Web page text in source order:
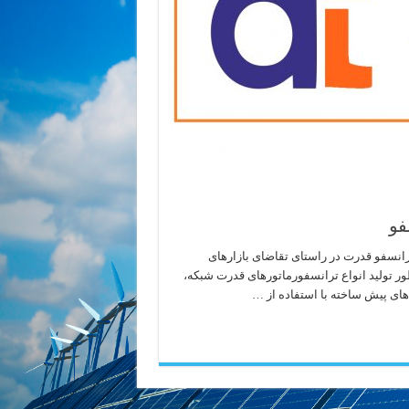
قدرت در راستای تقاضای بازارهای
تولید انواع ترانسفورماتورهای قدرت شبکه،
های پیش ساخته با استفاده از …